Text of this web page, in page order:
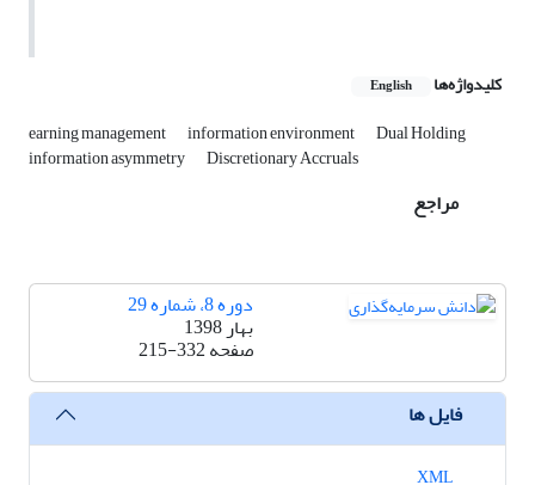
کلیدواژه‌ها English
earning management information environment Dual Holding
information asymmetry Discretionary Accruals
مراجع
دوره 8، شماره 29
بهار 1398
صفحه215-332
فایل ها